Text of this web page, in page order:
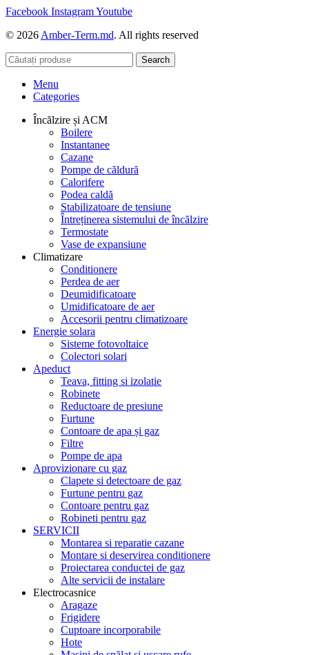
Facebook InstagramYoutube
© 2026 Amber-Term.md. All rights reserved
Search
Menu
Categories
Încălzire și ACM
Boilere
Instantanee
Cazane
Pompe de căldură
Calorifere
Podea caldă
Stabilizatoare de tensiune
Întreținerea sistemului de încălzire
Termostate
Vase de expansiune
Climatizare
Conditionere
Perdea de aer
Deumidificatoare
Umidificatoare de aer
Accesorii pentru climatizoare
Energie solara
Sisteme fotovoltaice
Colectori solari
Apeduct
Teava, fitting si izolatie
Robinete
Reductoare de presiune
Furtune
Contoare de apa și gaz
Filtre
Pompe de apa
Aprovizionare cu gaz
Clapete si detectoare de gaz
Furtune pentru gaz
Contoare pentru gaz
Robineti pentru gaz
SERVICII
Montarea si reparatie cazane
Montare si deservirea conditionere
Proiectarea conductei de gaz
Alte servicii de instalare
Electrocasnice
Aragaze
Frigidere
Cuptoare incorporabile
Hote